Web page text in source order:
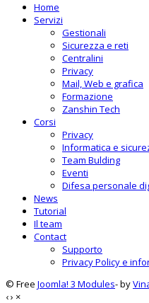
Home
Servizi
Gestionali
Sicurezza e reti
Centralini
Privacy
Mail, Web e grafica
Formazione
Zanshin Tech
Corsi
Privacy
Informatica e
Team Bulding
Eventi
Difesa personale
News
Tutorial
Il team
Contact
Supporto
Privacy Policy e
© Free Joomla! 3 Modules- by
‹› ×